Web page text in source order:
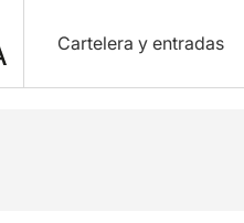
Cartelera y entradas